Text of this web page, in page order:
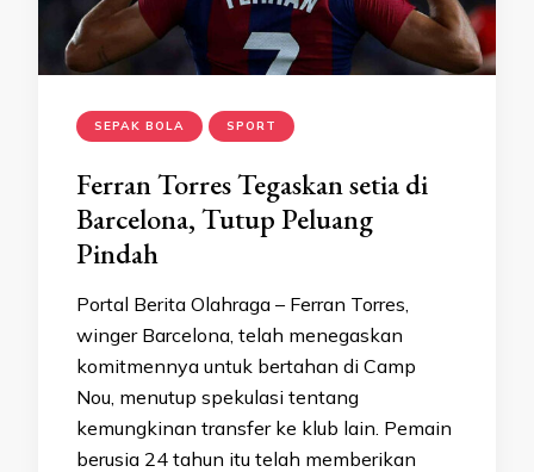
SEPAK BOLA SPORT
Ferran Torres Tegaskan setia di
Barcelona, Tutup Peluang
Pindah
Portal Berita Olahraga – Ferran Torres,
winger Barcelona, telah menegaskan
komitmennya untuk bertahan di Camp
Nou, menutup spekulasi tentang
kemungkinan transfer ke klub lain. Pemain
berusia 24 tahun itu telah memberikan